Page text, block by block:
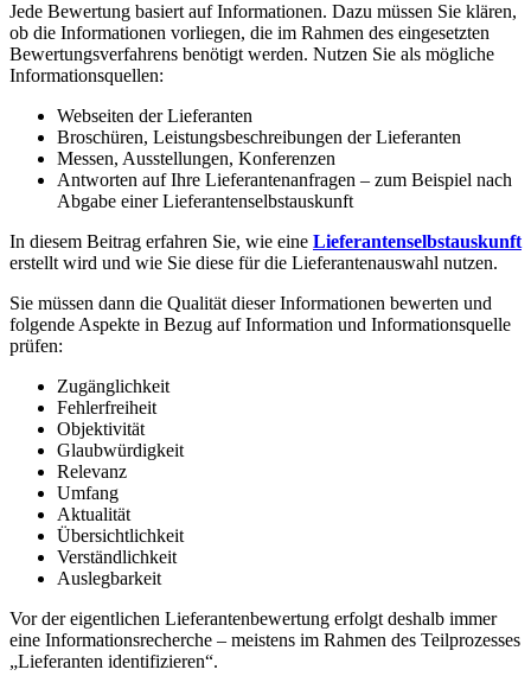
Jede Bewertung basiert auf Informationen. Dazu müssen Sie klären,
ob die Informationen vorliegen, die im Rahmen des eingesetzten
Bewertungsverfahrens benötigt werden. Nutzen Sie als mögliche
Informationsquellen:
Webseiten der Lieferanten
Broschüren, Leistungsbeschreibungen der Lieferanten
Messen, Ausstellungen, Konferenzen
Antworten auf Ihre Lieferantenanfragen – zum Beispiel nach
Abgabe einer Lieferantenselbstauskunft
In diesem Beitrag erfahren Sie, wie eine Lieferantenselbstauskunft
erstellt wird und wie Sie diese für die Lieferantenauswahl nutzen.
Sie müssen dann die Qualität dieser Informationen bewerten und
folgende Aspekte in Bezug auf Information und Informationsquelle
prüfen:
Zugänglichkeit
Fehlerfreiheit
Objektivität
Glaubwürdigkeit
Relevanz
Umfang
Aktualität
Übersichtlichkeit
Verständlichkeit
Auslegbarkeit
Vor der eigentlichen Lieferantenbewertung erfolgt deshalb immer
eine Informationsrecherche – meistens im Rahmen des Teilprozesses
„Lieferanten identifizieren“.